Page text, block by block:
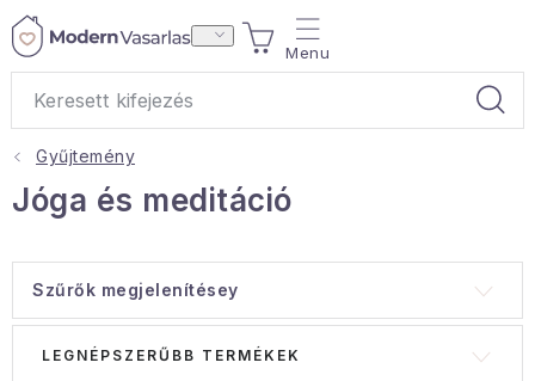
Ugrás
KOSÁR
Ajándékok
Teák
Lakástextil
Gyűjtemény
Jóga és meditáció
Szűrők megjelenítésey
LEGNÉPSZERŰBB TERMÉKEK